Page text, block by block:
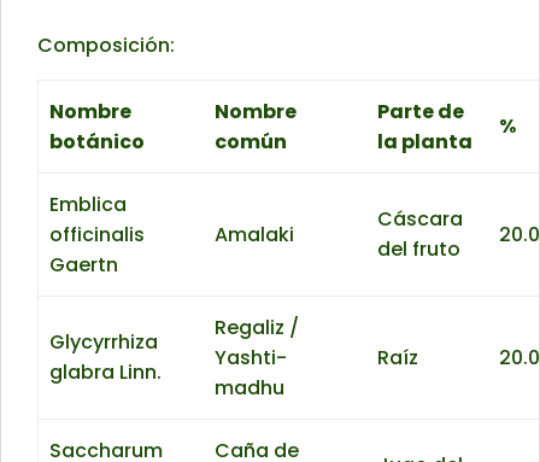
Composición:
Nombre
botánico
Nombre
común
Parte de
la planta
%
Emblica
officinalis
Gaertn
Amalaki
Cáscara
del fruto
Glycyrrhiza
glabra Linn.
Regaliz /
Yashti-
madhu
Raíz
Saccharum
Caña de